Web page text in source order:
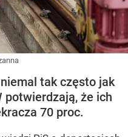
tak często jak
potwierdzają, że ich
70 proc.